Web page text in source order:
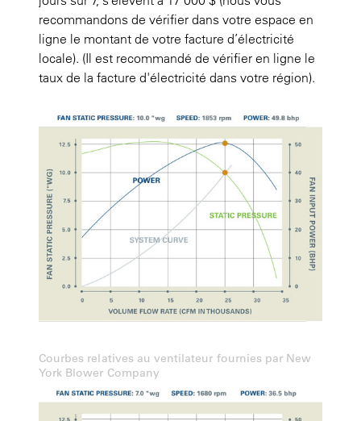
recommandons de vérifier dans votre espace en
ligne le montant de votre facture d’électricité
locale). (Il est recommandé de vérifier en ligne le
taux de la facture d'électricité dans votre région).
Courbes relatives au ventilateur fournies par New
York Blower Company